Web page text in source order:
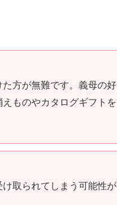
方が無難です。義母の好
ものやカタログギフトを
取られてしまう可能性が